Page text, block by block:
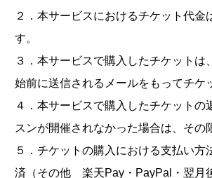
２．本サービスにおけるチケット代
す。
３．本サービスで購入したチケット
始前に送信されるメールをもってチケ
４．本サービスで購入したチケット
スンが開催されなかった場合は、その
５．チケットの購入における支払い
済（その他 楽天Pay・PayPal・翌月